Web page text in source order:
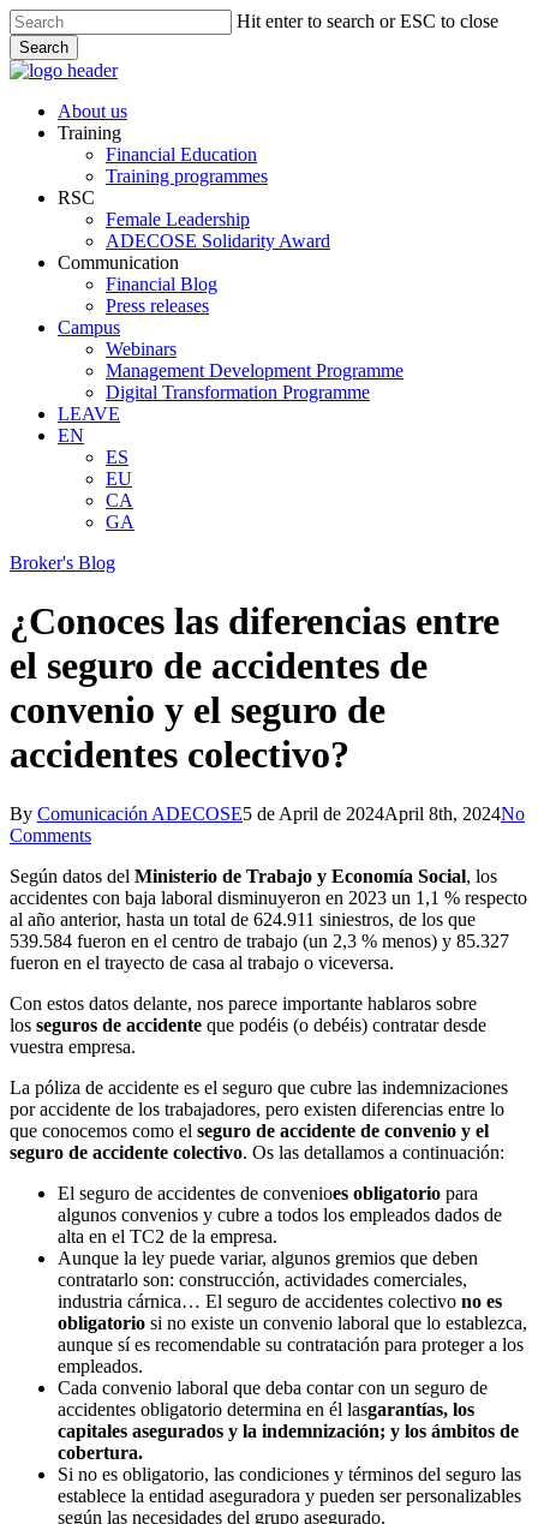
Skip
to
main
content
Hit enter to search or ESC to close
Search
Close
Menu
About us
Training
Financial Education
Training programmes
RSC
Female Leadership
ADECOSE Solidarity Award
Communication
Financial Blog
Press releases
Campus
Webinars
Management Development Programme
Digital Transformation Programme
LEAVE
EN
ES
EU
CA
GA
Broker's Blog
¿Conoces las diferencias entre
el seguro de accidentes de
convenio y el seguro de
accidentes colectivo?
By Comunicación ADECOSE5 de April de 2024April 8th, 2024No
Comments
Según datos del Ministerio de Trabajo y Economía Social, los
accidentes con baja laboral disminuyeron en 2023 un 1,1 % respecto
al año anterior, hasta un total de 624.911 siniestros, de los que
539.584 fueron en el centro de trabajo (un 2,3 % menos) y 85.327
fueron en el trayecto de casa al trabajo o viceversa.
Con estos datos delante, nos parece importante hablaros sobre
los seguros de accidente que podéis (o debéis) contratar desde
vuestra empresa.
La póliza de accidente es el seguro que cubre las indemnizaciones
por accidente de los trabajadores, pero existen diferencias entre lo
que conocemos como el seguro de accidente de convenio y el
seguro de accidente colectivo. Os las detallamos a continuación:
El seguro de accidentes de convenioes obligatorio para
algunos convenios y cubre a todos los empleados dados de
alta en el TC2 de la empresa.
Aunque la ley puede variar, algunos gremios que deben
contratarlo son: construcción, actividades comerciales,
industria cárnica… El seguro de accidentes colectivo no es
obligatorio si no existe un convenio laboral que lo establezca,
aunque sí es recomendable su contratación para proteger a los
empleados.
Cada convenio laboral que deba contar con un seguro de
accidentes obligatorio determina en él lasgarantías, los
capitales asegurados y la indemnización; y los ámbitos de
cobertura.
Si no es obligatorio, las condiciones y términos del seguro las
establece la entidad aseguradora y pueden ser personalizables
según las necesidades del grupo asegurado.